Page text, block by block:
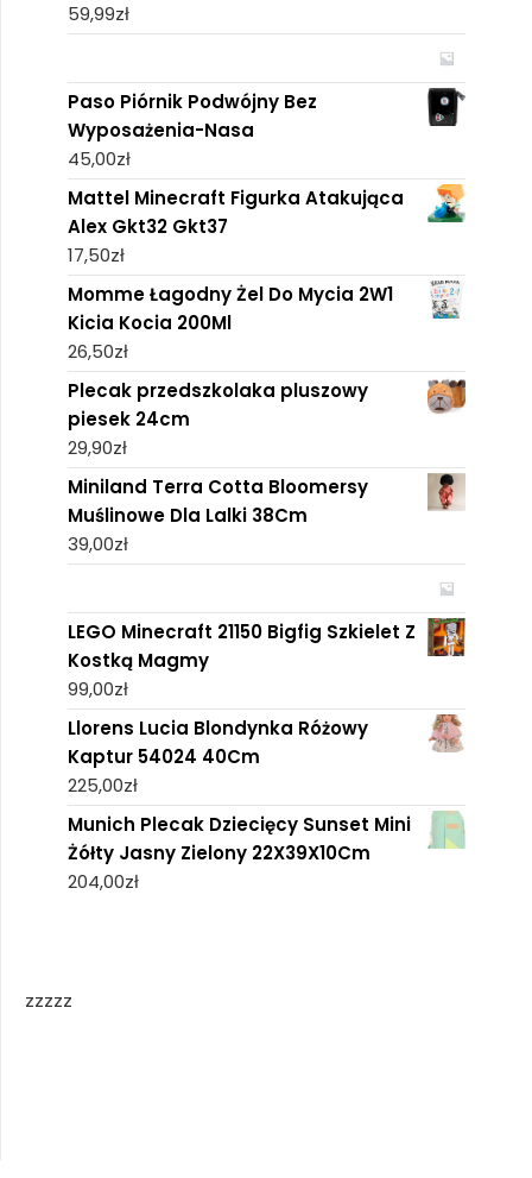
59,99zł
Paso Piórnik Podwójny Bez
Wyposażenia-Nasa
45,00zł
Mattel Minecraft Figurka Atakująca
Alex Gkt32 Gkt37
17,50zł
Momme Łagodny Żel Do Mycia 2W1
Kicia Kocia 200Ml
26,50zł
Plecak przedszkolaka pluszowy
piesek 24cm
29,90zł
Miniland Terra Cotta Bloomersy
Muślinowe Dla Lalki 38Cm
39,00zł
LEGO Minecraft 21150 Bigfig Szkielet Z
Kostką Magmy
99,00zł
Llorens Lucia Blondynka Różowy
Kaptur 54024 40Cm
225,00zł
Munich Plecak Dziecięcy Sunset Mini
Żółty Jasny Zielony 22X39X10Cm
204,00zł
zzzzz